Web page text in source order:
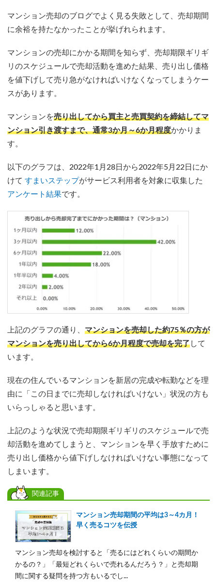
マンション売却のブログでよく見る失敗として、売却期間
に余裕を持たなかったことが挙げれられます。
マンションの売却にかかる期間を知らず、売却期限ギリギ
リのスケジュールで売却活動を進めた結果、売り出し価格
を値下げして売り急がなければいけなくなってしまうケー
スがあります。
マンションを売り出してから買主と売買契約を締結してマ
ンション引き渡すまで、通常3か月～6か月程度かかりま
す。
以下のグラフは、2022年1月28日から2022年5月22日にか
けて すまいステップがサービス利用者を対象に収集した
アンケート結果です。
上記のグラフの通り、 マンションを売却した約75％の方が
マンションを売り出してから6か月程度で売却を完了して
います。
現在の住んでいるマンションを新居の完成や転勤などを理
由に「この日までに売却しなければいけない」状況の方も
いらっしゃると思います。
上記のような状況で売却期限ギリギリのスケジュールで売
却活動を進めてしまうと、マンションを早く手放すために
売り出し価格から値下げしなければいけない事態になって
しまいます。
関連記事
マンション売却期間の平均は3～4カ月！
早く売るコツを伝授
マンション売却を検討すると「売るにはどれくらいの期間か
かるの？」「最短どれくらいで売れるんだろう？」と売却期
間に関する疑問を持つ方もいるでし...